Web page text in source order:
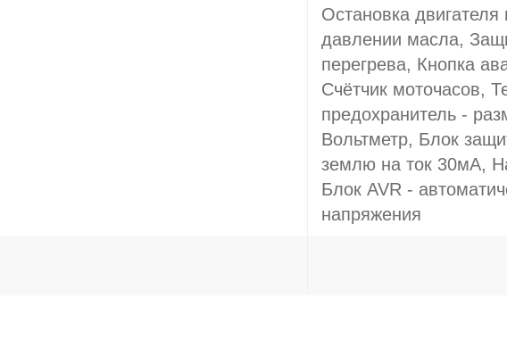
Остановка
давлении масла,
перегрева, Кнопка
Счётчик моточасов,
предохранитель -
Вольтметр, Блок
землю на ток 30мА,
Блок AVR -
напряжения